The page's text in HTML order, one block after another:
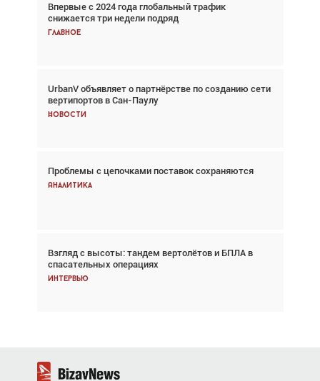
Впервые с 2024 года глобальный трафик
снижается три недели подряд
Главное
UrbanV объявляет о партнёрстве по созданию сети
вертипортов в Сан-Паулу
Новости
Проблемы с цепочками поставок сохраняются
Аналитика
Взгляд с высоты: тандем вертолётов и БПЛА в
спасательных операциях
Интервью
Взгляд с высоты: тандем вертолётов и БПЛА в
спасательных операциях
Главное
Авиационный фотограф Дэйв Кох: «Фотография
говорит сама за себя... а ИИ всё портит»
Новости
Впервые с 2024 года глобальный трафик
снижается три недели подряд
Частный самолёт – это актив. Подходите к
покупке соответствующим образом
Интервью